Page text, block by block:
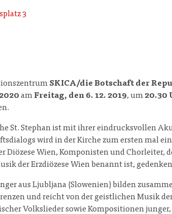
3
SKICA/die Botschaft der
amFreitag, den 6. 12. 2019, um 20.30
St. Stephan ist mit ihrer eindrucksvollen
wird in der Kirche zum ersten mal
Diözese Wien, Komponisten und Chorleiter,
der Erzdiözese Wien benannt ist,
aus Ljubljana (Slowenien) bilden
und reicht von der geistlichen Musik
Volkslieder sowie Kompositionen